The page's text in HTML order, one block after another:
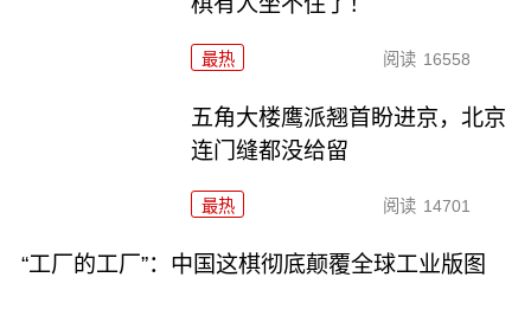
最热 阅读 16558
五角大楼鹰派翘首盼进京，北京
连门缝都没给留
最热 阅读 14701
“工厂的工厂”：中国这棋彻底颠覆全球工业版图